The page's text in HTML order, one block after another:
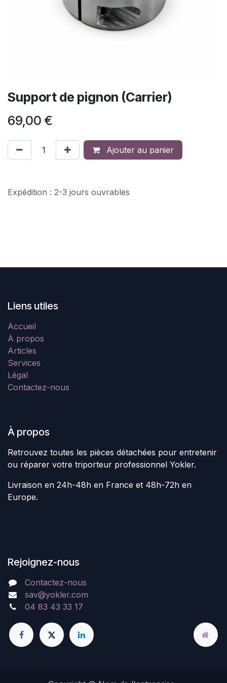
Support de pignon (Carrier)
69,00 €
Ajouter au panier
Expédition : 2-3 jours ouvrables
Liens utiles
Accueil
À propos
Articles
Services
Légal
Contactez-nous
À propos
Retrouvez toutes les pièces détachées pour entretenir
ou réparer votre triporteur professionnel Yokler.
Livraison en 24h-48h en France et 48h-72h en
Europe.
Rejoignez-nous
Contactez-nous
sav@yokler.com
04 83 43 33 17